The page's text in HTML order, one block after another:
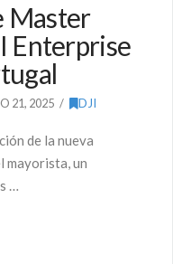
Master
Enterprise
21, 2025 DJI
de la nueva
mayorista, un
…